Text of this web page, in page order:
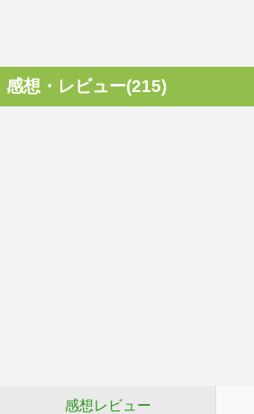
感想・レビュー(215)
感想レビュー